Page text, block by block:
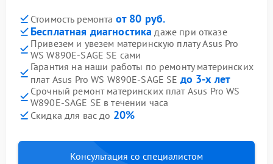
Стоимость ремонта от 80 руб.
Бесплатная диагностика даже при отказе
Привезем и увезем материнскую плату Asus Pro
WS W890E-SAGE SE сами
Гарантия на наши работы по ремонту материнских
плат Asus Pro WS W890E-SAGE SE до 3-х лет
Срочный ремонт материнских плат Asus Pro WS
W890E-SAGE SE в течении часа
Скидка для вас до 20%
Консультация со специалистом